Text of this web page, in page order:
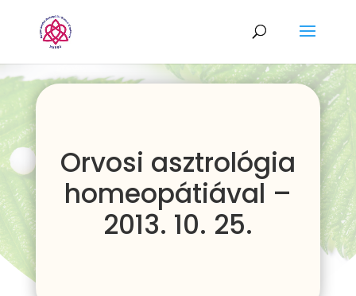
Orvosi asztrológia
homeopátiával –
2013. 10. 25.